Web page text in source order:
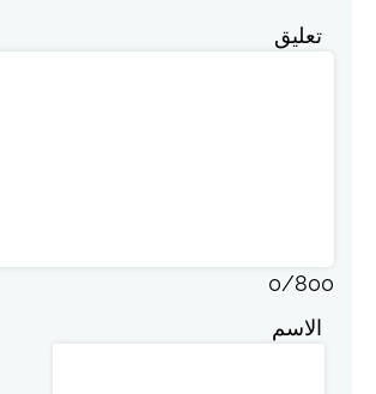
تعليق
0/800
الاسم